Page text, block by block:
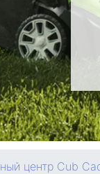
центр Cub